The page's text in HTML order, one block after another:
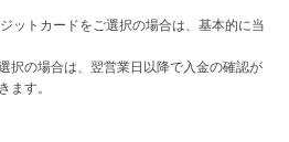
ットカードをご選択の場合は、基本的に当
択の場合は、翌営業日以降で入金の確認が
ます。